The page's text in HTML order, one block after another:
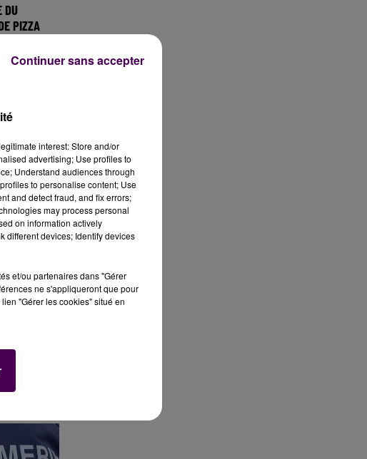
DU
PIZZA
L'HÔPITAL
CES
interest: Store and/or
advertising; Use profiles to
Understand audiences through
to personalise content; Use
and detect fraud, and fix errors;
may process personal
on information actively
different devices; Identify devices
et/ou partenaires dans "Gérer
ne s'appliqueront que pour
"Gérer les cookies" situé en
Continuer sans accepter